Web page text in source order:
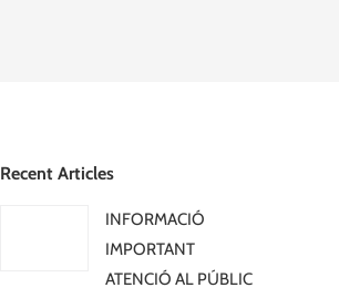
Recent Articles
INFORMACIÓ
IMPORTANT
ATENCIÓ AL PÚBLIC